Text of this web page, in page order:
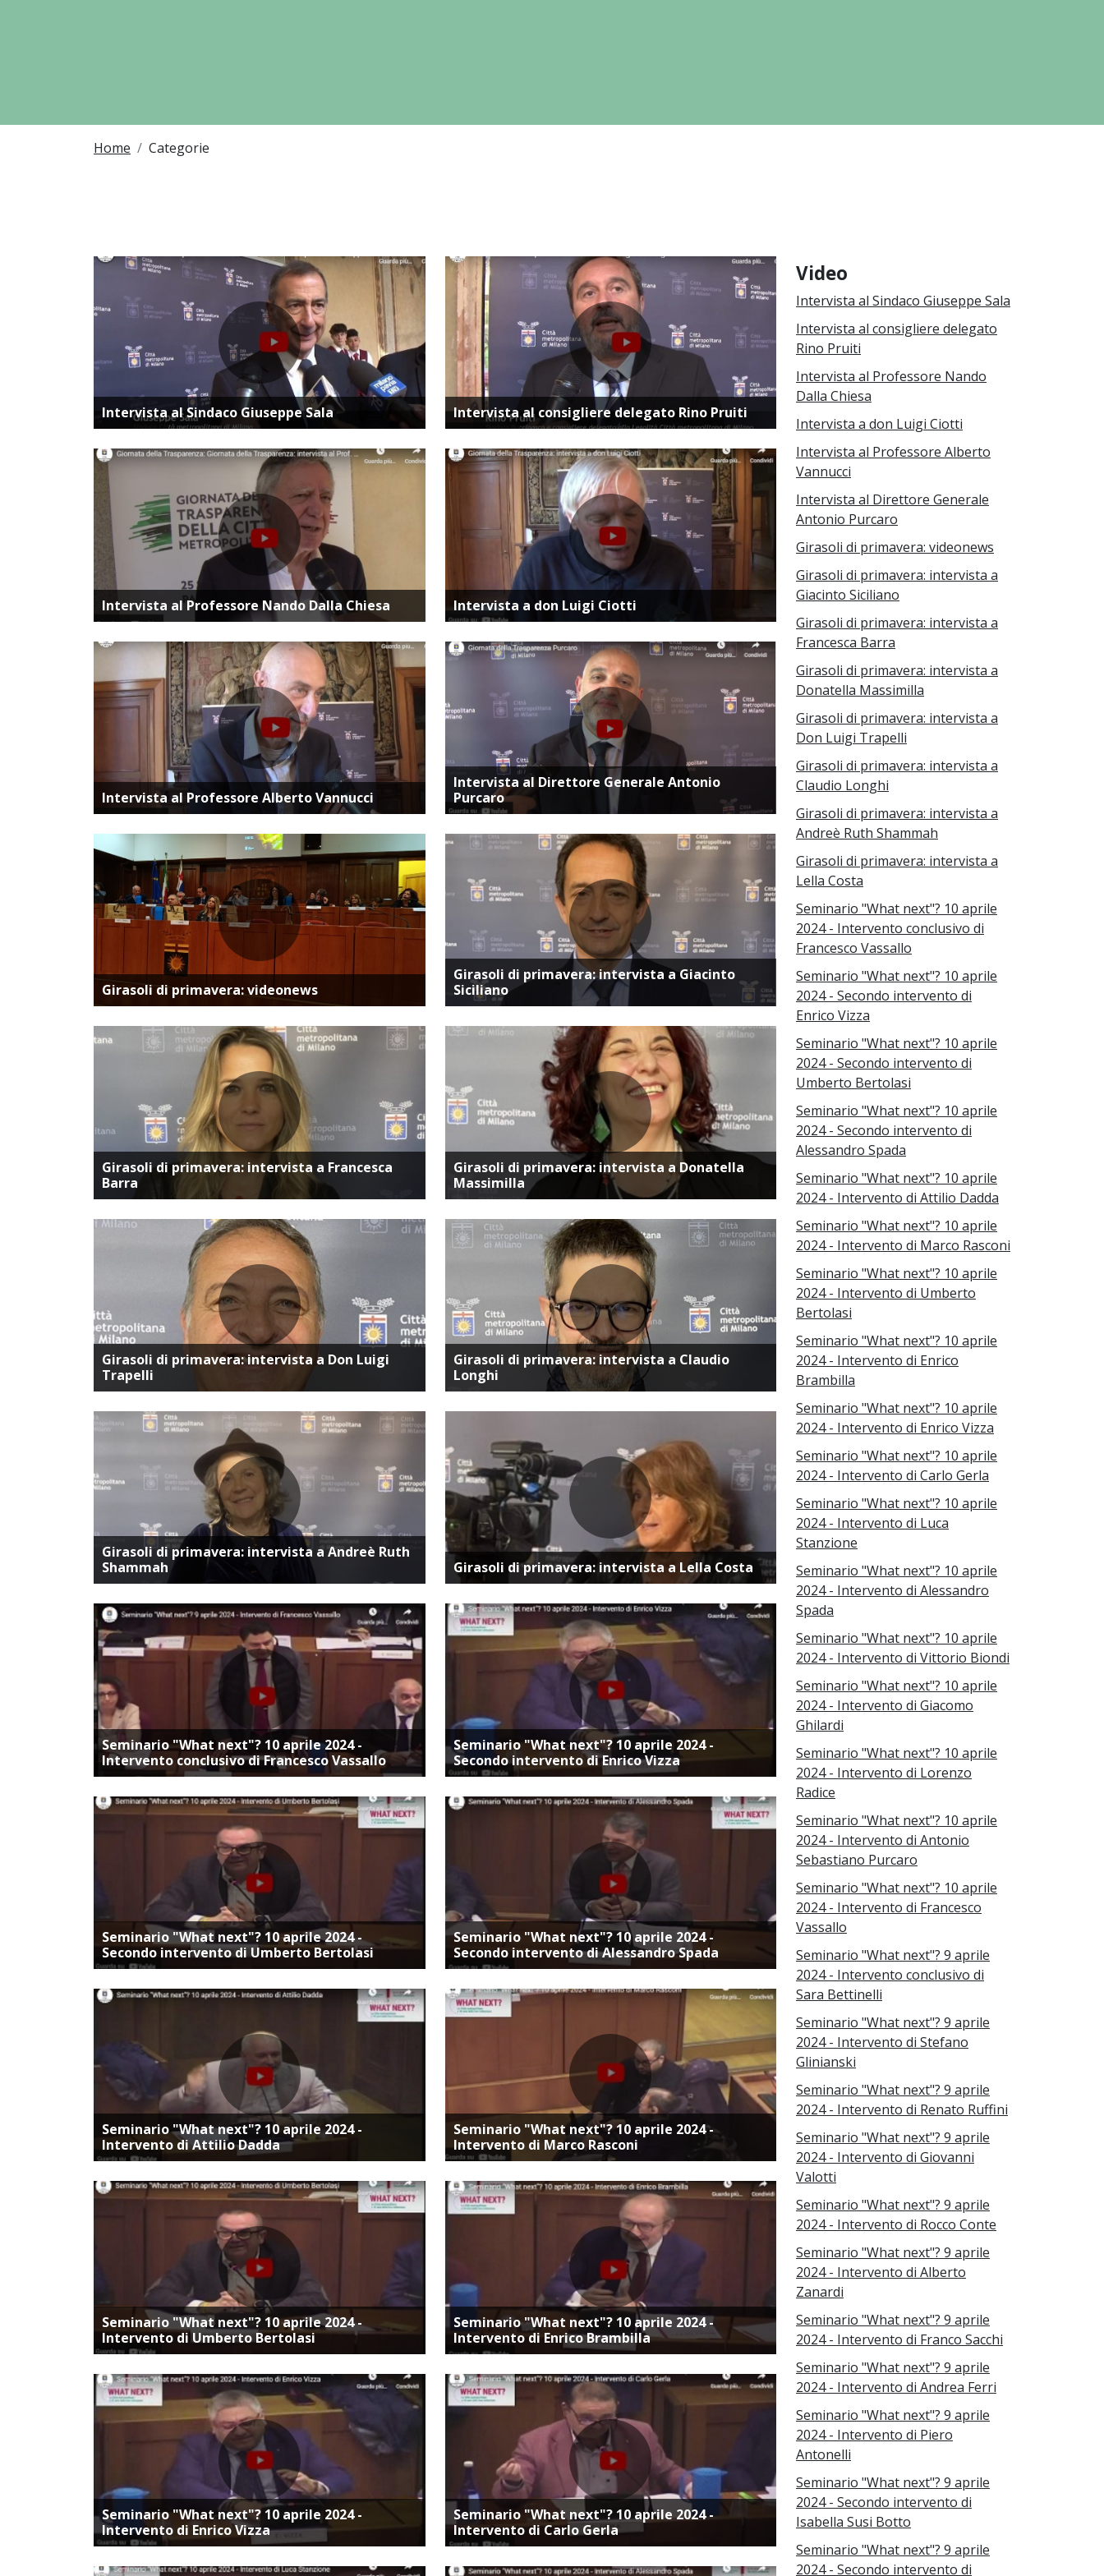
Breadcrumbs
Home Categorie
Intervista al Sindaco Giuseppe Sala
Vai alla pagina dedicata
Intervista al consigliere delegato Rino Pruiti
Vai alla pagina dedicata
Intervista al Professore Nando Dalla Chiesa
Vai alla pagina dedicata
Intervista a don Luigi Ciotti
Vai alla pagina dedicata
Intervista al Professore Alberto Vannucci
Vai alla pagina dedicata
Intervista al Direttore Generale Antonio
Purcaro
Vai alla pagina dedicata
Girasoli di primavera: videonews
Vai alla pagina dedicata
Girasoli di primavera: intervista a Giacinto
Siciliano
Vai alla pagina dedicata
Girasoli di primavera: intervista a Francesca
Barra
Vai alla pagina dedicata
Girasoli di primavera: intervista a Donatella
Massimilla
Vai alla pagina dedicata
Girasoli di primavera: intervista a Don Luigi
Trapelli
Vai alla pagina dedicata
Girasoli di primavera: intervista a Claudio
Longhi
Vai alla pagina dedicata
Girasoli di primavera: intervista a Andreè Ruth
Shammah
Vai alla pagina dedicata
Girasoli di primavera: intervista a Lella Costa
Vai alla pagina dedicata
Seminario "What next"? 10 aprile 2024 -
Intervento conclusivo di Francesco Vassallo
Vai alla pagina dedicata
Seminario "What next"? 10 aprile 2024 -
Secondo intervento di Enrico Vizza
Vai alla pagina dedicata
Seminario "What next"? 10 aprile 2024 -
Secondo intervento di Umberto Bertolasi
Vai alla pagina dedicata
Seminario "What next"? 10 aprile 2024 -
Secondo intervento di Alessandro Spada
Vai alla pagina dedicata
Seminario "What next"? 10 aprile 2024 -
Intervento di Attilio Dadda
Vai alla pagina dedicata
Seminario "What next"? 10 aprile 2024 -
Intervento di Marco Rasconi
Vai alla pagina dedicata
Seminario "What next"? 10 aprile 2024 -
Intervento di Umberto Bertolasi
Vai alla pagina dedicata
Seminario "What next"? 10 aprile 2024 -
Intervento di Enrico Brambilla
Vai alla pagina dedicata
Seminario "What next"? 10 aprile 2024 -
Intervento di Enrico Vizza
Vai alla pagina dedicata
Seminario "What next"? 10 aprile 2024 -
Intervento di Carlo Gerla
Vai alla pagina dedicata
Video
Intervista al Sindaco Giuseppe Sala
Intervista al consigliere delegato
Rino Pruiti
Intervista al Professore Nando
Dalla Chiesa
Intervista a don Luigi Ciotti
Intervista al Professore Alberto
Vannucci
Intervista al Direttore Generale
Antonio Purcaro
Girasoli di primavera: videonews
Girasoli di primavera: intervista a
Giacinto Siciliano
Girasoli di primavera: intervista a
Francesca Barra
Girasoli di primavera: intervista a
Donatella Massimilla
Girasoli di primavera: intervista a
Don Luigi Trapelli
Girasoli di primavera: intervista a
Claudio Longhi
Girasoli di primavera: intervista a
Andreè Ruth Shammah
Girasoli di primavera: intervista a
Lella Costa
Seminario "What next"? 10 aprile
2024 - Intervento conclusivo di
Francesco Vassallo
Seminario "What next"? 10 aprile
2024 - Secondo intervento di
Enrico Vizza
Seminario "What next"? 10 aprile
2024 - Secondo intervento di
Umberto Bertolasi
Seminario "What next"? 10 aprile
2024 - Secondo intervento di
Alessandro Spada
Seminario "What next"? 10 aprile
2024 - Intervento di Attilio Dadda
Seminario "What next"? 10 aprile
2024 - Intervento di Marco Rasconi
Seminario "What next"? 10 aprile
2024 - Intervento di Umberto
Bertolasi
Seminario "What next"? 10 aprile
2024 - Intervento di Enrico
Brambilla
Seminario "What next"? 10 aprile
2024 - Intervento di Enrico Vizza
Seminario "What next"? 10 aprile
2024 - Intervento di Carlo Gerla
Seminario "What next"? 10 aprile
2024 - Intervento di Luca
Stanzione
Seminario "What next"? 10 aprile
2024 - Intervento di Alessandro
Spada
Seminario "What next"? 10 aprile
2024 - Intervento di Vittorio Biondi
Seminario "What next"? 10 aprile
2024 - Intervento di Giacomo
Ghilardi
Seminario "What next"? 10 aprile
2024 - Intervento di Lorenzo
Radice
Seminario "What next"? 10 aprile
2024 - Intervento di Antonio
Sebastiano Purcaro
Seminario "What next"? 10 aprile
2024 - Intervento di Francesco
Vassallo
Seminario "What next"? 9 aprile
2024 - Intervento conclusivo di
Sara Bettinelli
Seminario "What next"? 9 aprile
2024 - Intervento di Stefano
Glinianski
Seminario "What next"? 9 aprile
2024 - Intervento di Renato Ruffini
Seminario "What next"? 9 aprile
2024 - Intervento di Giovanni
Valotti
Seminario "What next"? 9 aprile
2024 - Intervento di Rocco Conte
Seminario "What next"? 9 aprile
2024 - Intervento di Alberto
Zanardi
Seminario "What next"? 9 aprile
2024 - Intervento di Franco Sacchi
Seminario "What next"? 9 aprile
2024 - Intervento di Andrea Ferri
Seminario "What next"? 9 aprile
2024 - Intervento di Piero
Antonelli
Seminario "What next"? 9 aprile
2024 - Secondo intervento di
Isabella Susi Botto
Seminario "What next"? 9 aprile
2024 - Secondo intervento di